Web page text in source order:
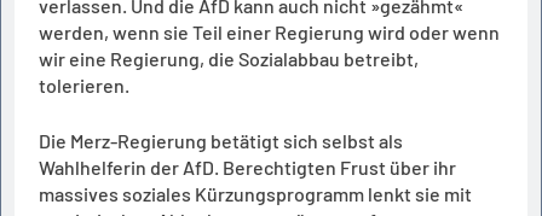
verlassen. Und die AfD kann auch nicht »gezähmt«
werden, wenn sie Teil einer Regierung wird oder wenn
wir eine Regierung, die Sozialabbau betreibt,
tolerieren.
Die Merz-Regierung betätigt sich selbst als
Wahlhelferin der AfD. Berechtigten Frust über ihr
massives soziales Kürzungsprogramm lenkt sie mit